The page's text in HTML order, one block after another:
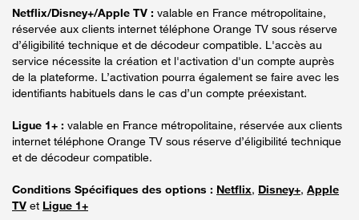
Netflix/Disney+/Apple TV : valable en France métropolitaine,
réservée aux clients internet téléphone Orange TV sous réserve
d’éligibilité technique et de décodeur compatible. L'accès au
service nécessite la création et l'activation d'un compte auprès
de la plateforme. L’activation pourra également se faire avec les
identifiants habituels dans le cas d’un compte préexistant.
Ligue 1+ : valable en France métropolitaine, réservée aux clients
internet téléphone Orange TV sous réserve d’éligibilité technique
et de décodeur compatible.
Conditions Spécifiques des options : Netflix, Disney+, Apple
TV et Ligue 1+